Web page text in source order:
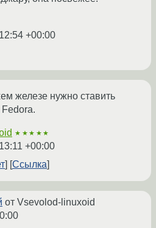
+00:00
железе нужно ставить
★★★★★
+00:00
Ссылка
от Vsevolod-linuxoid